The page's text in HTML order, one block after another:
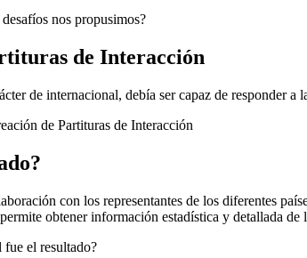
de Interacción
de internacional, debía ser capaz de responder
con los representantes de los diferentes
obtener información estadística y detallada